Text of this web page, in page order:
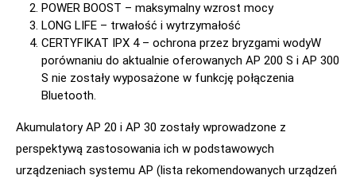
POWER BOOST – maksymalny wzrost mocy
LONG LIFE – trwałość i wytrzymałość
CERTYFIKAT IPX 4 – ochrona przez bryzgami wodyW
porównaniu do aktualnie oferowanych AP 200 S i AP 300
S nie zostały wyposażone w funkcję połączenia
Bluetooth.
Akumulatory AP 20 i AP 30 zostały wprowadzone z
perspektywą zastosowania ich w podstawowych
urządzeniach systemu AP (lista rekomendowanych urządzeń